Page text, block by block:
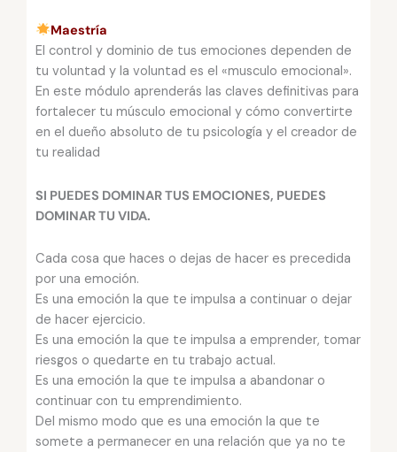
Maestría
El control y dominio de tus emociones dependen de
tu voluntad y la voluntad es el «musculo emocional».
En este módulo aprenderás las claves definitivas para
fortalecer tu músculo emocional y cómo convertirte
en el dueño absoluto de tu psicología y el creador de
tu realidad
SI PUEDES DOMINAR TUS EMOCIONES, PUEDES
DOMINAR TU VIDA.
Cada cosa que haces o dejas de hacer es precedida
por una emoción.
Es una emoción la que te impulsa a continuar o dejar
de hacer ejercicio.
Es una emoción la que te impulsa a emprender, tomar
riesgos o quedarte en tu trabajo actual.
Es una emoción la que te impulsa a abandonar o
continuar con tu emprendimiento.
Del mismo modo que es una emoción la que te
somete a permanecer en una relación que ya no te